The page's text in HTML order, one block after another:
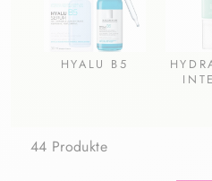
HYALU B5
44 Produkte